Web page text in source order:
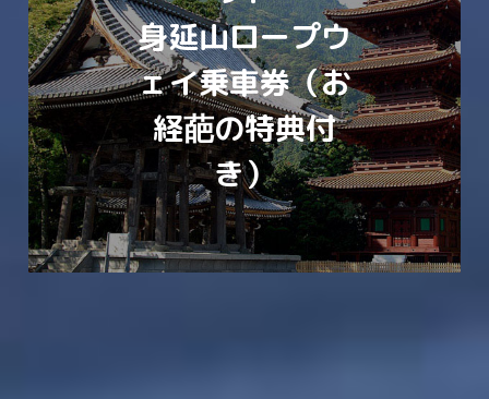
身延山ロープウ
ェイ乗車券（お
経葩の特典付
き）